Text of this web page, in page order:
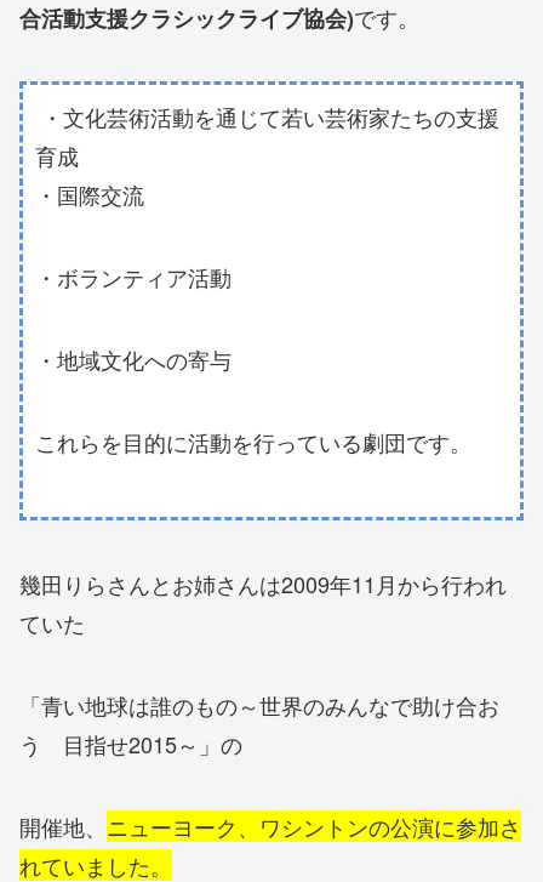
合活動支援クラシックライブ協会)です。
・文化芸術活動を通じて若い芸術家たちの支援
育成
・国際交流
・ボランティア活動
・地域文化への寄与
これらを目的に活動を行っている劇団です。
幾田りらさんとお姉さんは2009年11月から行われ
ていた
「青い地球は誰のもの～世界のみんなで助け合お
う 目指せ2015～」の
開催地、 ニューヨーク、ワシントンの公演に参加さ
れていました。